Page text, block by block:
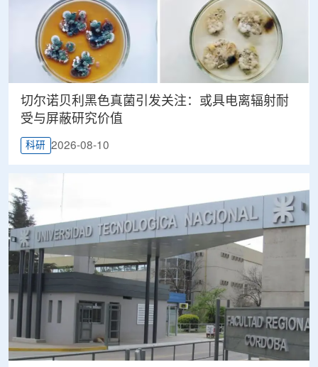
切尔诺贝利黑色真菌引发关注：或具电离辐射耐
受与屏蔽研究价值
科研 2026-08-10